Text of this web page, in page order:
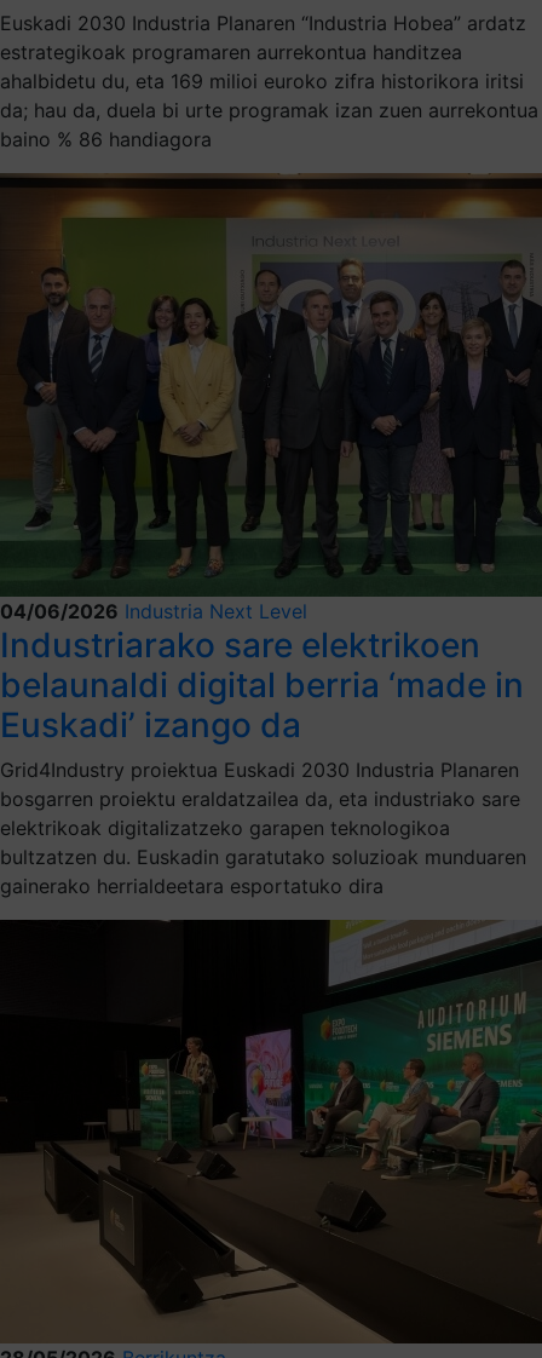
Euskadi 2030 Industria Planaren “Industria Hobea” ardatz
estrategikoak programaren aurrekontua handitzea
ahalbidetu du, eta 169 milioi euroko zifra historikora iritsi
da; hau da, duela bi urte programak izan zuen aurrekontua
baino % 86 handiagora
04/06/2026 Industria Next Level
Industriarako sare elektrikoen
belaunaldi digital berria ‘made in
Euskadi’ izango da
Grid4Industry proiektua Euskadi 2030 Industria Planaren
bosgarren proiektu eraldatzailea da, eta industriako sare
elektrikoak digitalizatzeko garapen teknologikoa
bultzatzen du. Euskadin garatutako soluzioak munduaren
gainerako herrialdeetara esportatuko dira